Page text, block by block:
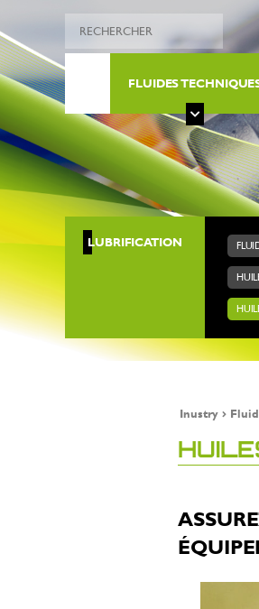
FLUIDES
LUBRIFICATION
Inustry